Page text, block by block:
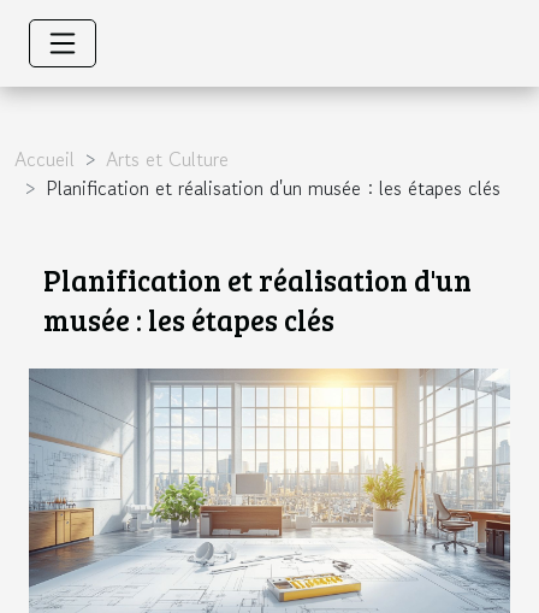
Accueil
Arts et Culture
Planification et réalisation d'un musée : les étapes clés
Planification et réalisation d'un
musée : les étapes clés